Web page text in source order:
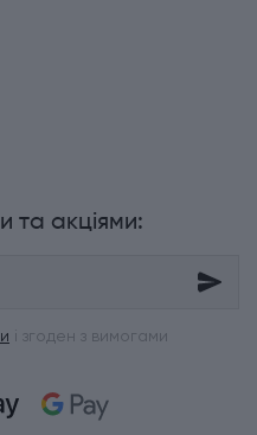
та акціями:
і згоден з вимогами